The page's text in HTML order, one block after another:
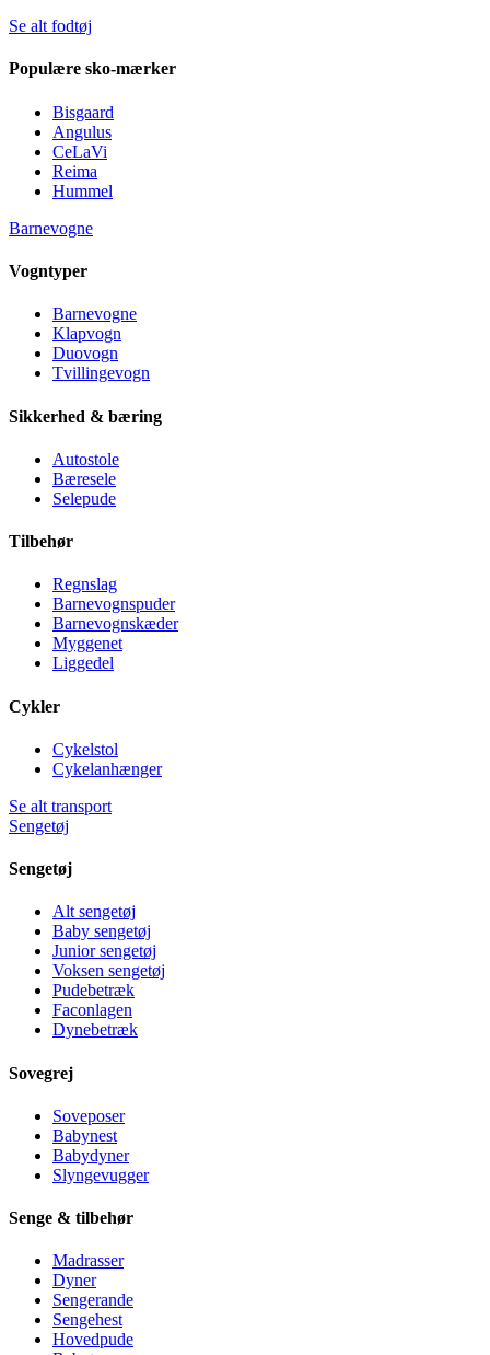
Se alt fodtøj
Populære sko-mærker
Bisgaard
Angulus
CeLaVi
Reima
Hummel
Barnevogne
Vogntyper
Barnevogne
Klapvogn
Duovogn
Tvillingevogn
Sikkerhed & bæring
Autostole
Bæresele
Selepude
Tilbehør
Regnslag
Barnevognspuder
Barnevognskæder
Myggenet
Liggedel
Cykler
Cykelstol
Cykelanhænger
Se alt transport
Sengetøj
Sengetøj
Alt sengetøj
Baby sengetøj
Junior sengetøj
Voksen sengetøj
Pudebetræk
Faconlagen
Dynebetræk
Sovegrej
Soveposer
Babynest
Babydyner
Slyngevugger
Senge & tilbehør
Madrasser
Dyner
Sengerande
Sengehest
Hovedpude